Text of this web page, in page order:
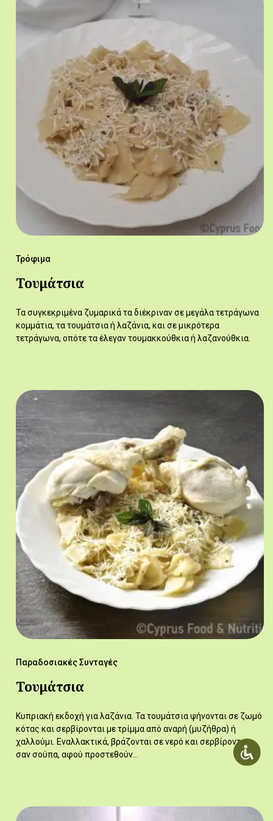
Τρόφιμα
Τουμάτσια
Τα συγκεκριμένα ζυμαρικά τα διέκριναν σε μεγάλα τετράγωνα
κομμάτια, τα τουμάτσια ή λαζάνια, και σε μικρότερα
τετράγωνα, οπότε τα έλεγαν τουμακκούθκια ή λαζανούθκια.
Παραδοσιακές Συνταγές
Τουμάτσια
Κυπριακή εκδοχή για λαζάνια. Τα τουμάτσια ψήνονται σε ζωμό
κότας και σερβίρονται με τρίμμα από αναρή (μυζήθρα) ή
χαλλούμι. Εναλλακτικά, βράζονται σε νερό και σερβίρονται
σαν σούπα, αφού προστεθούν…